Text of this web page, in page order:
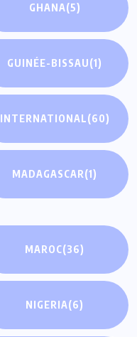
GHANA(5)
GUINÉE-BISSAU(1)
INTERNATIONAL(60)
MADAGASCAR(1)
MAROC(36)
NIGERIA(6)